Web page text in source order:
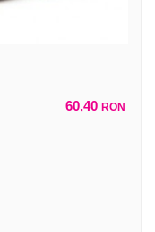
60,40 RON